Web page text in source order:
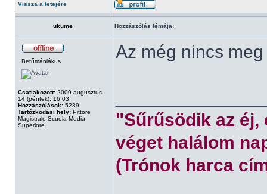
Vissza a tetejére
ukume Hozzászólás témája:
Betűmániákus
Csatlakozott: 2009 augusztus
14 (péntek), 16:03
Hozzászólások: 5239
Tartózkodási hely: Pittore
Magistrale Scuola Media
Superiore
Az még nincs
"Sűrűsödik az éj,
véget halálom
(Trónok harca